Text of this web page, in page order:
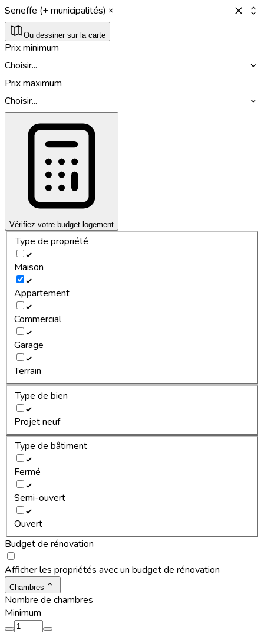
Seneffe (+ municipalités)
Ou dessiner sur la carte
Prix minimum
Choisir...
Prix maximum
Choisir...
Vérifiez votre budget logement
Type de propriété
Maison
Appartement
Commercial
Garage
Terrain
Type de bien
Projet neuf
Type de bâtiment
Fermé
Semi-ouvert
Ouvert
Budget de rénovation
Afficher les propriétés avec un budget de rénovation
Chambres
Nombre de chambres
Minimum